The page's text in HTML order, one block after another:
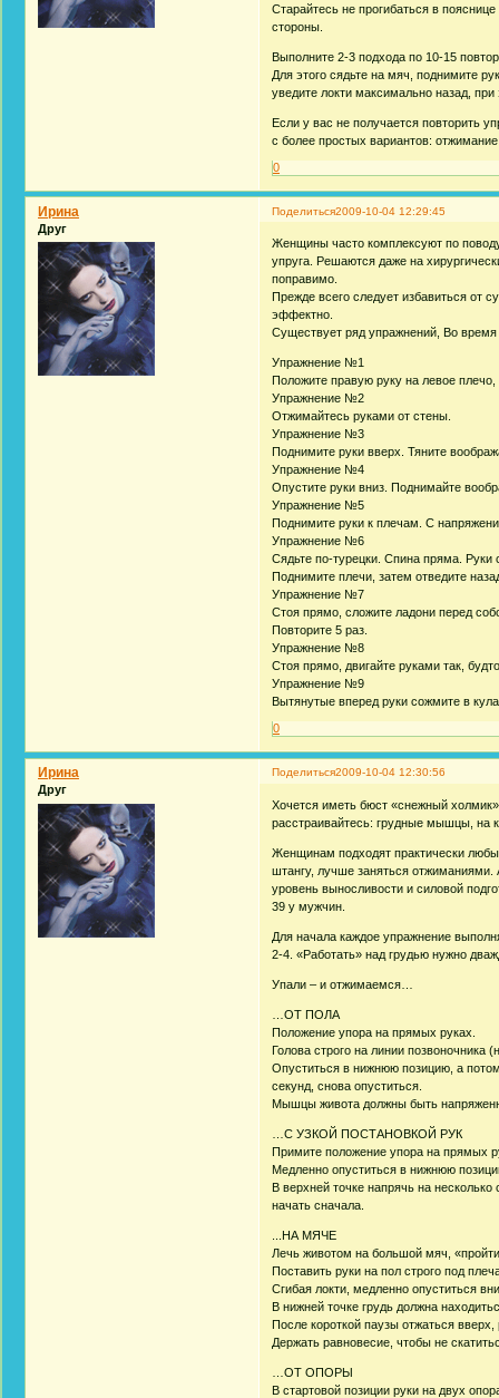
Старайтесь не прогибаться в
стороны.
Выполните 2-3 подхода по 10-15
Для этого сядьте на мяч, поднимите
уведите локти максимально назад,
Если у вас не получается повторить
с более простых вариантов:
0
Поделиться2009-10-04 12:29:45
Ирина
Друг
Женщины часто комплексуют по
упруга. Решаются даже на
поправимо.
Прежде всего следует избавиться от
эффектно.
Существует ряд упражнений, Во
Упражнение №1
Положите правую руку на левое плечо,
Упражнение №2
Отжимайтесь руками от стены.
Упражнение №3
Поднимите руки вверх. Тяните
Упражнение №4
Опустите руки вниз. Поднимайте
Упражнение №5
Поднимите руки к плечам. С
Упражнение №6
Сядьте по-турецки. Спина пряма. Руки
Поднимите плечи, затем отведите
Упражнение №7
Стоя прямо, сложите ладони перед
Повторите 5 раз.
Упражнение №8
Стоя прямо, двигайте руками так,
Упражнение №9
Вытянутые вперед руки сожмите в
0
Поделиться2009-10-04 12:30:56
Ирина
Друг
Хочется иметь бюст «снежный
расстраивайтесь: грудные мышцы, на
Женщинам подходят практически
штангу, лучше заняться отжиманиями.
уровень выносливости и силовой
39 у мужчин.
Для начала каждое упражнение
2-4. «Работать» над грудью нужно
Упали – и отжимаемся…
…ОТ ПОЛА
Положение упора на прямых руках.
Голова строго на линии позвоночника
Опуститься в нижнюю позицию, а
секунд, снова опуститься.
Мышцы живота должны быть
…С УЗКОЙ ПОСТАНОВКОЙ РУК
Примите положение упора на прямых
Медленно опуститься в нижнюю
В верхней точке напрячь на
начать сначала.
...НА МЯЧЕ
Лечь животом на большой мяч,
Поставить руки на пол строго под
Сгибая локти, медленно опуститься
В нижней точке грудь должна
После короткой паузы отжаться вверх,
Держать равновесие, чтобы не
…ОТ ОПОРЫ
В стартовой позиции руки на двух